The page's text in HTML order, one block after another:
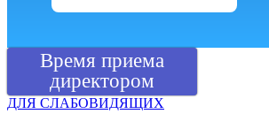
Время приема
директором
ДЛЯ СЛАБОВИДЯЩИХ